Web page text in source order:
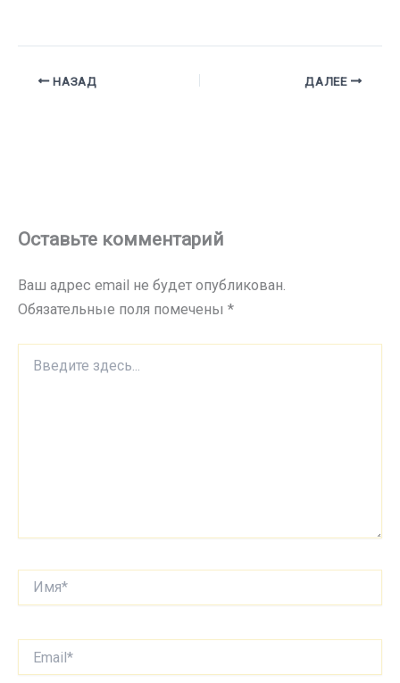
НАЗАД ДАЛЕЕ
Оставьте комментарий
Ваш адрес email не будет опубликован.
Обязательные поля помечены *
здесь...